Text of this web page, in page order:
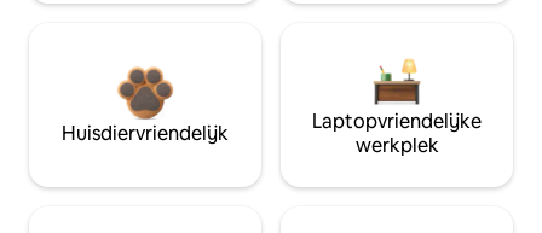
Huisdiervriendelijk
Laptopvriendelijke
werkplek